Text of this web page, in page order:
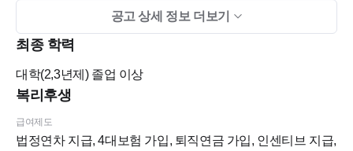
- 낯가림이 있어도, 내성적이어도 괜찮습니다.
팀의 일원으로 잘 녹아들 수 있는 분이 필요합니다.
- 진료와 환자 응대에 늘 최선을 다하는 분
공고 상세 정보 더보기
최종 학력
대학(2,3년제)졸업 이상
복리후생
급여제도
법정연차 지급, 4대보험 가입, 퇴직연금 가입, 인센티브 지급,